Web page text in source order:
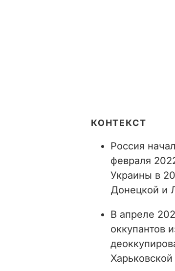
КОНТЕКСТ
Россия
февраля
Украины в
Донецкой и
В апреле
оккупантов